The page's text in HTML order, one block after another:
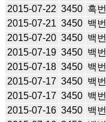
2015-07-22 3450 흑번
2015-07-21 3450 백번
2015-07-20 3450 백번
2015-07-19 3450 백번
2015-07-18 3450 백번
2015-07-17 3450 백번
2015-07-17 3450 백번
2015-07-16 3450 백번